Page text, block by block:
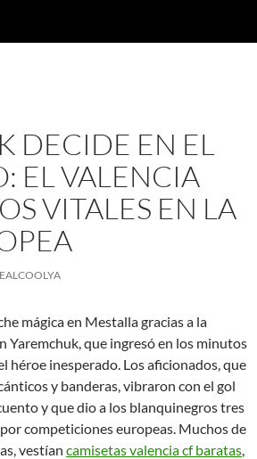
DECIDE EN EL
EL VALENCIA
VITALES EN LA
mágica en Mestalla gracias a la
Yaremchuk, que ingresó en los minutos
héroe inesperado. Los aficionados, que
y banderas, vibraron con el gol
y que dio a los blanquinegros tres
competiciones europeas. Muchos de
vestían camisetas valencia cf baratas,